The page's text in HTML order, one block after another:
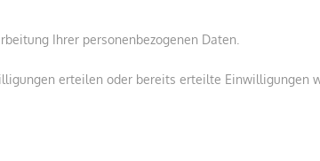
Ihrer personenbezogenen Daten.
erteilen oder bereits erteilte Einwilligungen